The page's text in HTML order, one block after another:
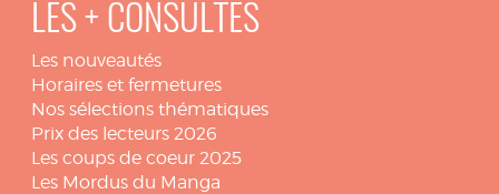
LES + CONSULTÉS
Les nouveautés
Horaires et fermetures
Nos sélections thématiques
Prix des lecteurs 2026
Les coups de coeur 2025
Les Mordus du Manga